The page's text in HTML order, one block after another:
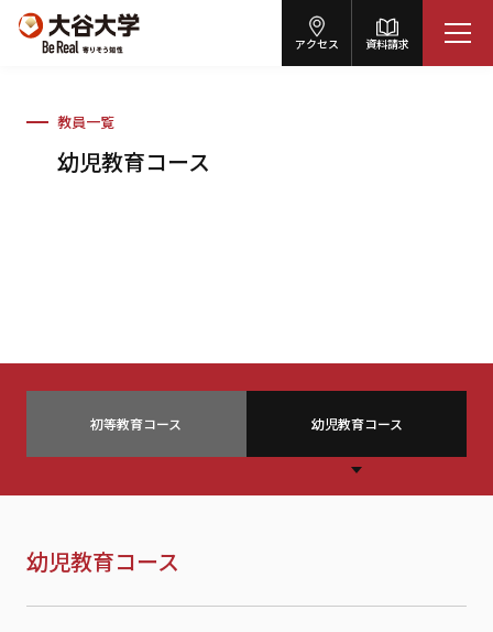
アクセス 資料請求
教員一覧
幼児教育コース
初等教育コース 幼児教育コース
幼児教育コース